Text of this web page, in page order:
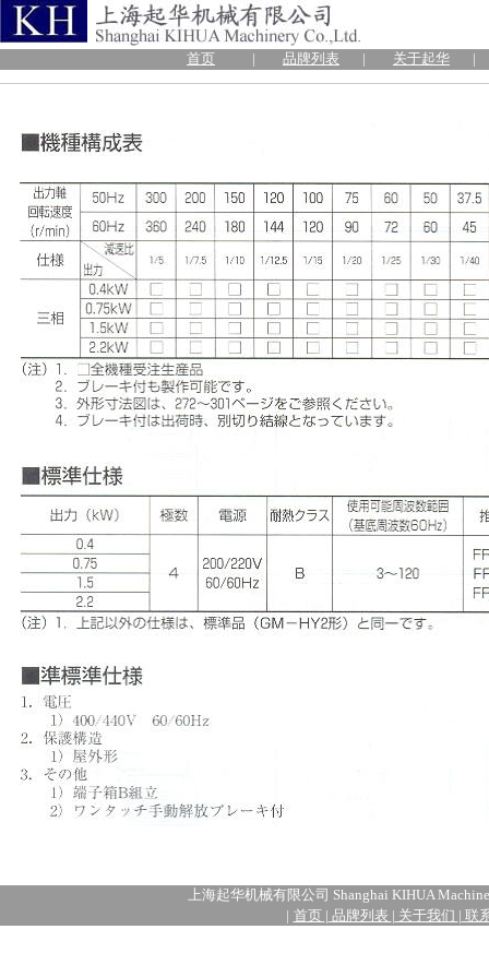
首页 | 品牌列表 | 关于起华 |
上海起华机械有限公司 Shanghai KIHUA
| 首页 | 品牌列表 | 关于我们 | 联